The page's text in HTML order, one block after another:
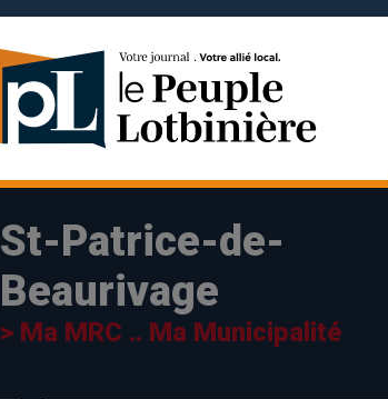
St-Patrice-de-
Beaurivage
> Ma MRC .. Ma Municipalité